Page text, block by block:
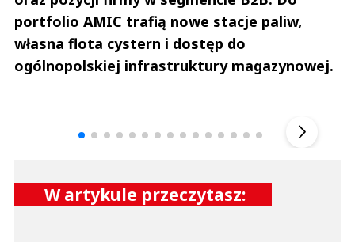
portfolio AMIC trafią nowe stacje paliw,
własna flota cystern i dostęp do
ogólnopolskiej infrastruktury magazynowej.
W artykule przeczytasz: